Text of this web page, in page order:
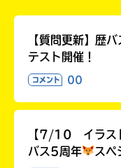
【質問更新】歴
テスト開催！
コメント 00
【7/10 イラス
バス5周年
スペ